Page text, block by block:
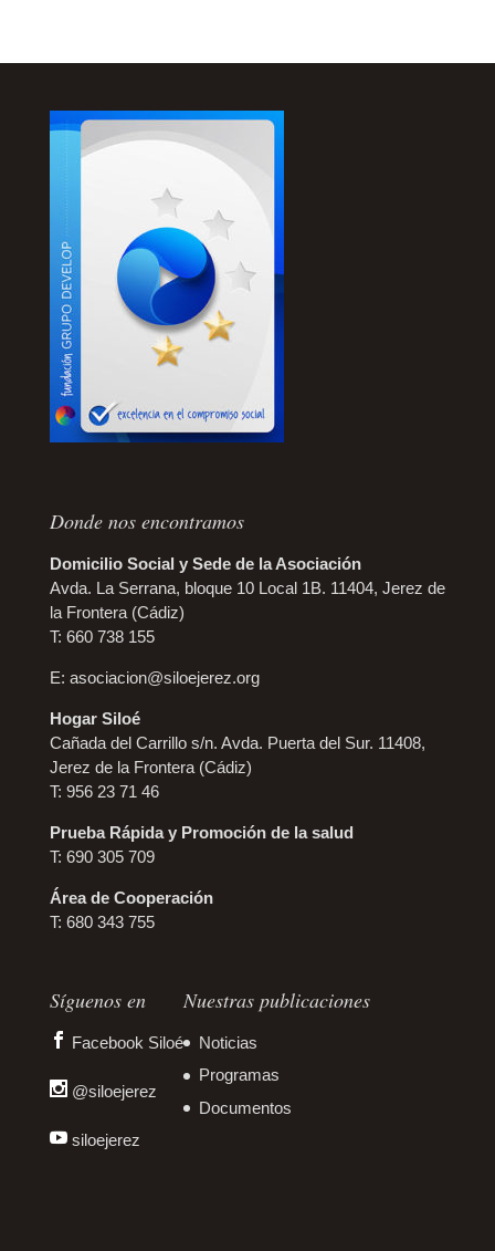
Donde nos encontramos
Domicilio Social y Sede de la Asociación
Avda. La Serrana, bloque 10 Local 1B. 11404, Jerez de
la Frontera (Cádiz)
T: 660 738 155
E: asociacion@siloejerez.org
Hogar Siloé
Cañada del Carrillo s/n. Avda. Puerta del Sur. 11408,
Jerez de la Frontera (Cádiz)
T: 956 23 71 46
Prueba Rápida y Promoción de la salud
T: 690 305 709
Área de Cooperación
T: 680 343 755
Síguenos en
Facebook Siloé
@siloejerez
siloejerez
Nuestras publicaciones
Noticias
Programas
Documentos